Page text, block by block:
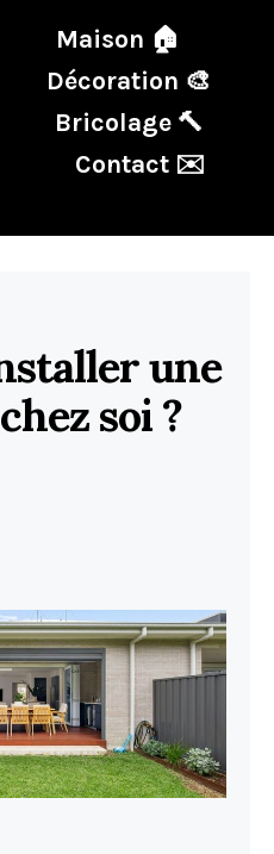
Maison 🏠
Décoration 🎨
Bricolage 🔨
Contact ✉️
une
soi ?